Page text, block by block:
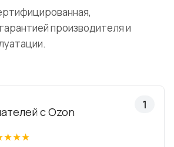
производителя и
с Ozon
1
★★★